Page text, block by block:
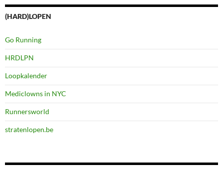
(HARD)LOPEN
Go Running
HRDLPN
Loopkalender
Mediclowns in NYC
Runnersworld
stratenlopen.be